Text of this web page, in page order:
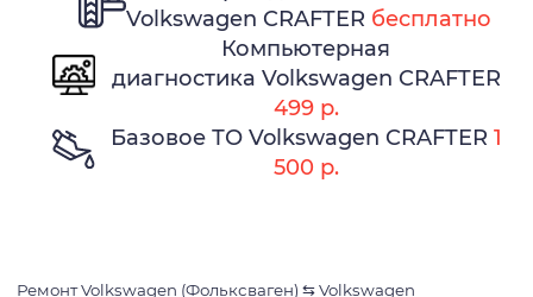
Volkswagen CRAFTER бесплатно
Компьютерная
диагностика Volkswagen CRAFTER
499 р.
Базовое ТО Volkswagen CRAFTER 1
500 р.
Ремонт Volkswagen (Фольксваген) ⇆ Volkswagen